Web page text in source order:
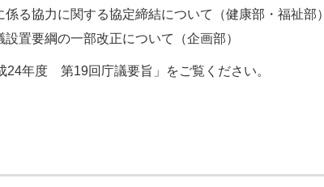
る協力に関する協定締結について（健康部・福祉部）
置要綱の一部改正について（企画部）
年度 第19回庁議要旨」をご覧ください。